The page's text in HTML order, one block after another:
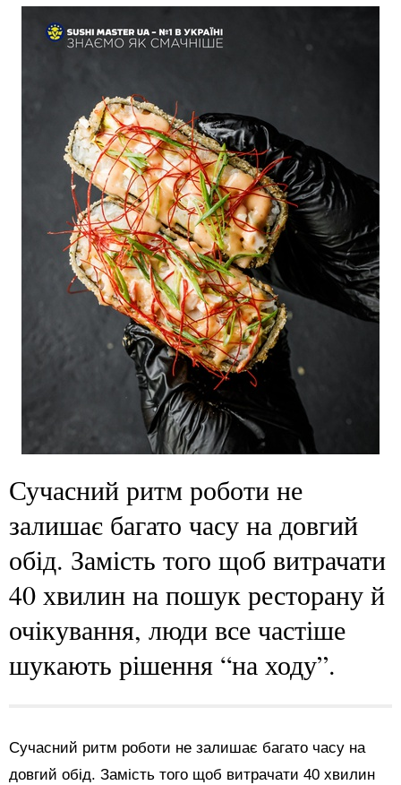
Сучасний ритм роботи не
залишає багато часу на довгий
обід. Замість того щоб витрачати
40 хвилин на пошук ресторану й
очікування, люди все частіше
шукають рішення “на ходу”.
Сучасний ритм роботи не залишає багато часу на
довгий обід. Замість того щоб витрачати 40 хвилин